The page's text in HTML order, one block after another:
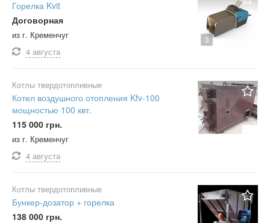
3
Горелка Kvit
Договорная
из г. Кременчуг
4 августа
Котлы твердотопливные
Котел воздушного отопления Kfv-100
мощностью 100 квт.
115 000 грн.
из г. Кременчуг
4 августа
Котлы твердотопливные
Бункер-дозатор + горелка
138 000 грн.